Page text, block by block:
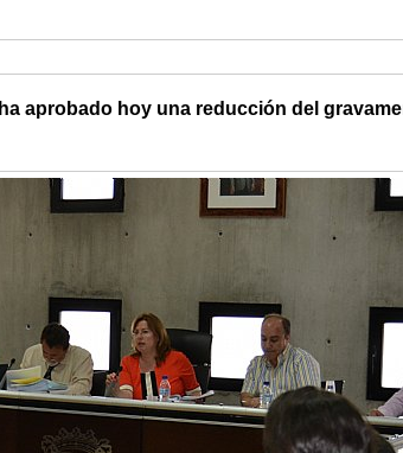
aprobado hoy una reducción del